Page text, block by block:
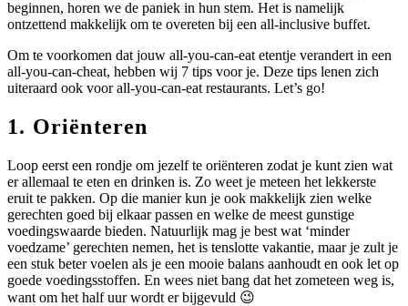
beginnen, horen we de paniek in hun stem. Het is namelijk
ontzettend makkelijk om te overeten bij een all-inclusive buffet.
Om te voorkomen dat jouw all-you-can-eat etentje verandert in een
all-you-can-cheat, hebben wij 7 tips voor je. Deze tips lenen zich
uiteraard ook voor all-you-can-eat restaurants. Let’s go!
1. Oriënteren
Loop eerst een rondje om jezelf te oriënteren zodat je kunt zien wat
er allemaal te eten en drinken is. Zo weet je meteen het lekkerste
eruit te pakken. Op die manier kun je ook makkelijk zien welke
gerechten goed bij elkaar passen en welke de meest gunstige
voedingswaarde bieden. Natuurlijk mag je best wat ‘minder
voedzame’ gerechten nemen, het is tenslotte vakantie, maar je zult je
een stuk beter voelen als je een mooie balans aanhoudt en ook let op
goede voedingsstoffen. En wees niet bang dat het zometeen weg is,
want om het half uur wordt er bijgevuld 😉